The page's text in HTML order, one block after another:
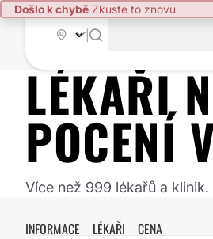
Došlo k chybě Zkuste to znovu
LÉKAŘI
POCENÍ
Více než 999 lékařů a
INFORMACE LÉKAŘI CENA